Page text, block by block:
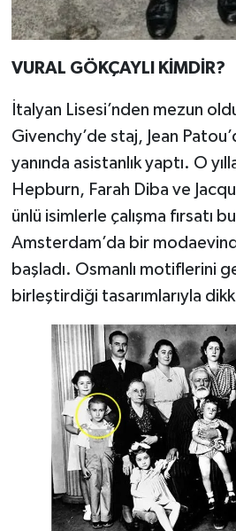
VURAL GÖKÇAYLI KİMDİR?
İtalyan Lisesi’nden mezun
Givenchy’de staj, Jean
yanında asistanlık yaptı. O
Hepburn, Farah Diba ve
ünlü isimlerle çalışma fırsatı
Amsterdam’da bir
başladı. Osmanlı motiflerini
birleştirdiği tasarımlarıyla